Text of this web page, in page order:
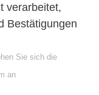
verarbeitet,
Bestätigungen
Sie sich die
an